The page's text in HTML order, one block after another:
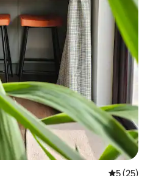
Note
5 (25)